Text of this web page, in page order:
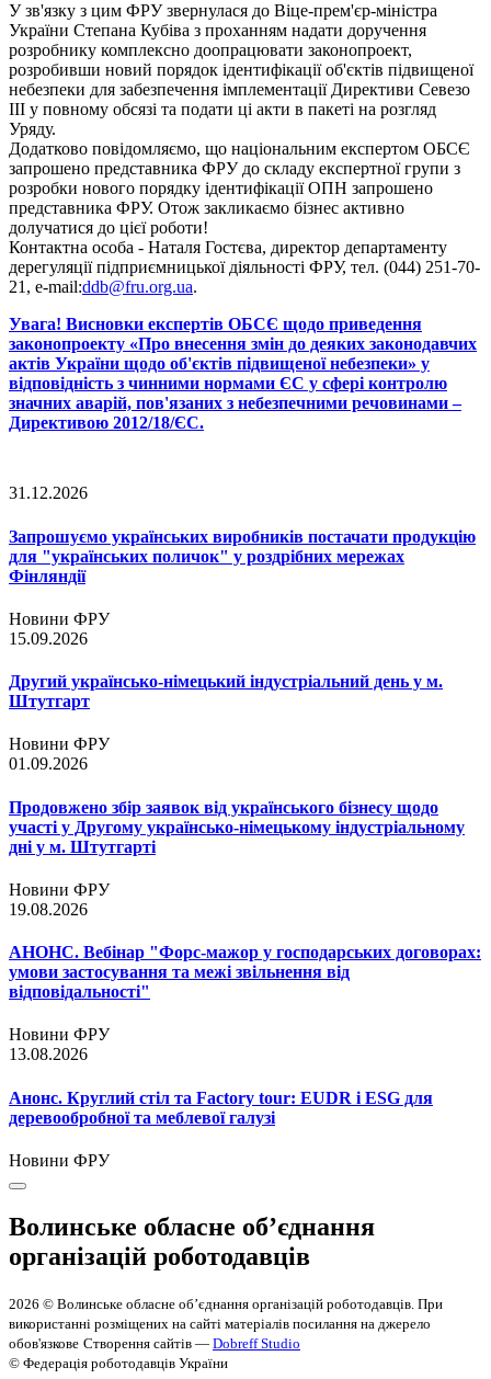
У зв'язку з цим ФРУ звернулася до Віце-прем'єр-міністра
України Степана Кубіва з проханням надати доручення
розробнику комплексно доопрацювати законопроект,
розробивши новий порядок ідентифікації об'єктів підвищеної
небезпеки для забезпечення імплементації Директиви Севезо
ІІІ у повному обсязі та подати ці акти в пакеті на розгляд
Уряду.
Додатково повідомляємо, що національним експертом ОБСЄ
запрошено представника ФРУ до складу експертної групи з
розробки нового порядку ідентифікації ОПН запрошено
представника ФРУ. Отож закликаємо бізнес активно
долучатися до цієї роботи!
Контактна особа - Наталя Гостєва, директор департаменту
дерегуляції підприємницької діяльності ФРУ, тел. (044) 251-70-
21, e-mail:ddb@fru.org.ua.
Увага! Висновки експертів ОБСЄ щодо приведення
законопроекту «Про внесення змін до деяких законодавчих
актів України щодо об'єктів підвищеної небезпеки» у
відповідність з чинними нормами ЄС у сфері контролю
значних аварій, пов'язаних з небезпечними речовинами –
Директивою 2012/18/ЄС.
31.12.2026
Запрошуємо українських виробників постачати продукцію
для "українських поличок" у роздрібних мережах
Фінляндії
Новини ФРУ
15.09.2026
Другий українсько-німецький індустріальний день у м.
Штутгарт
Новини ФРУ
01.09.2026
Продовжено збір заявок від українського бізнесу щодо
участі у Другому українсько-німецькому індустріальному
дні у м. Штутгарті
Новини ФРУ
19.08.2026
АНОНС. Вебінар "Форс-мажор у господарських договорах:
умови застосування та межі звільнення від
відповідальності"
Новини ФРУ
13.08.2026
Анонс. Круглий стіл та Factory tour: EUDR і ESG для
деревообробної та меблевої галузі
Новини ФРУ
Волинське обласне об’єднання
організацій роботодавців
2026 © Волинське обласне об’єднання організацій роботодавців. При
використанні розміщених на сайті матеріалів посилання на джерело
обов'язкове Створення сайтів — Dobreff Studio
© Федерація роботодавців України